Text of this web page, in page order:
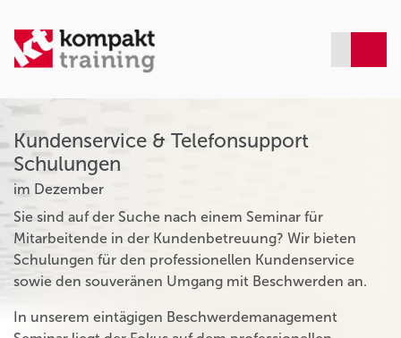
Kundenservice & Telefonsupport
Schulungen
im Dezember
Sie sind auf der Suche nach einem Seminar für
Mitarbeitende in der Kundenbetreuung? Wir bieten
Schulungen für den professionellen Kundenservice
sowie den souveränen Umgang mit Beschwerden an.
In unserem eintägigen Beschwerdemanagement